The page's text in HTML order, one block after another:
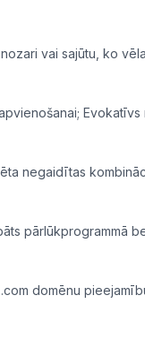
vai sajūtu, ko
Evokatīvs
negaidītas
pārlūkprogrammā
domēnu